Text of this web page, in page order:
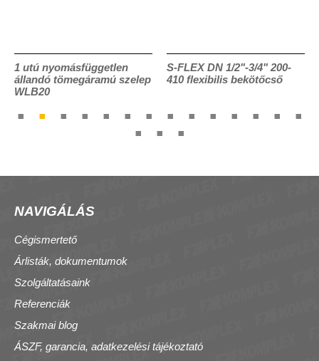
1 utú nyomásfüggetlen
állandó tömegáramú szelep
WLB20
S-FLEX DN 1/2"-3/4" 200-
410 flexibilis bekötőcső
NAVIGÁLÁS
Cégismertető
Árlisták, dokumentumok
Szolgáltatásaink
Referenciák
Szakmai blog
ÁSZF, garancia, adatkezelési tájékoztató